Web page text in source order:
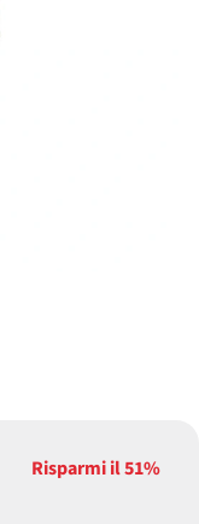
Risparmi il51%